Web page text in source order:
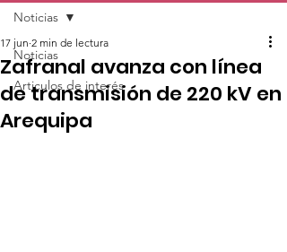
Noticias
Articulos de interés
Noticias
Zafranal avanza con línea
de transmisión de 220 kV en
Arequipa
17 jun 2 min de lectura